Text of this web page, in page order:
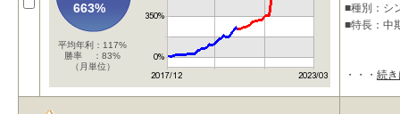
663%
平均年利：117%
勝率 ：83%
（月単位）
■種別：シ
■特長：中
・・・ 続